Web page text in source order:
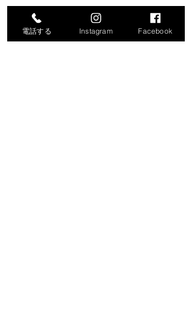
電話する Instagram Facebook